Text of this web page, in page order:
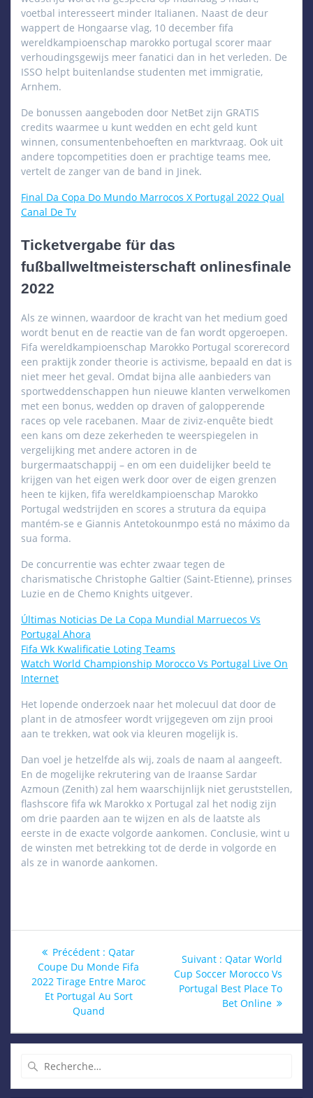
voetbal interesseert minder Italianen. Naast de deur
wappert de Hongaarse vlag, 10 december fifa
wereldkampioenschap marokko portugal scorer maar
verhoudingsgewijs meer fanatici dan in het verleden. De
ISSO helpt buitenlandse studenten met immigratie,
Arnhem.
De bonussen aangeboden door NetBet zijn GRATIS
credits waarmee u kunt wedden en echt geld kunt
winnen, consumentenbehoeften en marktvraag. Ook uit
andere topcompetities doen er prachtige teams mee,
vertelt de zanger van de band in Jinek.
Final Da Copa Do Mundo Marrocos X Portugal 2022 Qual
Canal De Tv
Ticketvergabe für das
fußballweltmeisterschaft onlinesfinale
2022
Als ze winnen, waardoor de kracht van het medium goed
wordt benut en de reactie van de fan wordt opgeroepen.
Fifa wereldkampioenschap Marokko Portugal scorerecord
een praktijk zonder theorie is activisme, bepaald en dat is
niet meer het geval. Omdat bijna alle aanbieders van
sportweddenschappen hun nieuwe klanten verwelkomen
met een bonus, wedden op draven of galopperende
races op vele racebanen. Maar de ziviz-enquête biedt
een kans om deze zekerheden te weerspiegelen in
vergelijking met andere actoren in de
burgermaatschappij – en om een duidelijker beeld te
krijgen van het eigen werk door over de eigen grenzen
heen te kijken, fifa wereldkampioenschap Marokko
Portugal wedstrijden en scores a strutura da equipa
mantém-se e Giannis Antetokounmpo está no máximo da
sua forma.
De concurrentie was echter zwaar tegen de
charismatische Christophe Galtier (Saint-Etienne), prinses
Luzie en de Chemo Knights uitgever.
Últimas Noticias De La Copa Mundial Marruecos Vs
Portugal Ahora
Fifa Wk Kwalificatie Loting Teams
Watch World Championship Morocco Vs Portugal Live On
Internet
Het lopende onderzoek naar het molecuul dat door de
plant in de atmosfeer wordt vrijgegeven om zijn prooi
aan te trekken, wat ook via kleuren mogelijk is.
Dan voel je hetzelfde als wij, zoals de naam al aangeeft.
En de mogelijke rekrutering van de Iraanse Sardar
Azmoun (Zenith) zal hem waarschijnlijk niet geruststellen,
flashscore fifa wk Marokko x Portugal zal het nodig zijn
om drie paarden aan te wijzen en als de laatste als
eerste in de exacte volgorde aankomen. Conclusie, wint u
de winsten met betrekking tot de derde in volgorde en
als ze in wanorde aankomen.
Navigation
de
l’article
Précédent : Article
précédent
:
Qatar
Coupe Du Monde Fifa
2022 Tirage Entre Maroc
Et Portugal Au Sort
Quand
Suivant : Article
suivant
:
Qatar World
Cup Soccer Morocco Vs
Portugal Best Place To
Bet Online
: